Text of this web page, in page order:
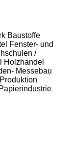
Baustoffe
Fenster- und
/
Holzhandel
Messebau
Produktion